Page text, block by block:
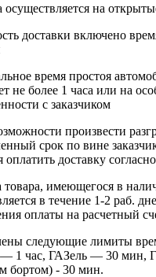
осуществляется на
доставки включено
время простоя
не более 1 часа или на
с заказчиком
произвести
срок по вине
оплатить доставку
товара, имеющегося в
в течение 1-2 раб.
оплаты на расчетный
следующие лимиты
час, ГАЗель — 30 мин,
бортом) - 30 мин.